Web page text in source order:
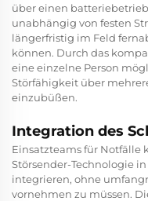
über einen
unabhängig von festen
längerfristig im Feld
können. Durch das
eine einzelne Person
Störfähigkeit über
einzubüßen.
Integration des
Einsatzteams für Notfälle
Störsender-Technologie
integrieren, ohne
vornehmen zu müssen.